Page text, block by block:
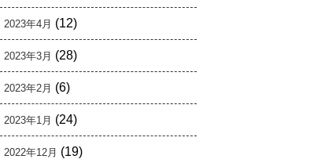
2023年4月 (12)
2023年3月 (28)
2023年2月 (6)
2023年1月 (24)
2022年12月 (19)